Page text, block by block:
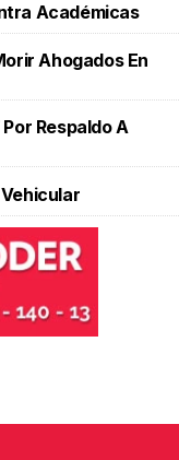
Académicas
Ahogados En
Respaldo A